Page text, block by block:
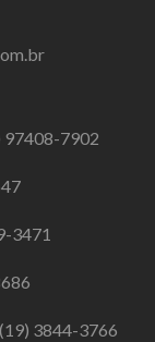
97408-7902
3471
(19) 3844-3766